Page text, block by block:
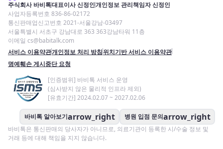
주식회사 바비톡대표이사 신정인개인정보 관리책임자 신정인
사업자등록번호 836-86-02172
통신판매업신고번호 2021-서울강남-03497
서울특별시 서초구 강남대로 363 363강남타워 11층
이메일 cs@babitalk.com
서비스 이용약관개인정보 처리 방침위치기반 서비스 이용약관
명예훼손 게시중단 요청
[인증범위] 바비톡 서비스 운영
(심사받지 않은 물리적 인프라 제외)
[유효기간] 2024.02.07 ~ 2027.02.06
바비톡 알아보기arrow_right 병원 입점 문의arrow_right
바비톡은 통신판매의 당사자가 아니므로, 의료기관이 등록한 시/수술 정보 및
거래 등에 대해 책임을 지지 않습니다.